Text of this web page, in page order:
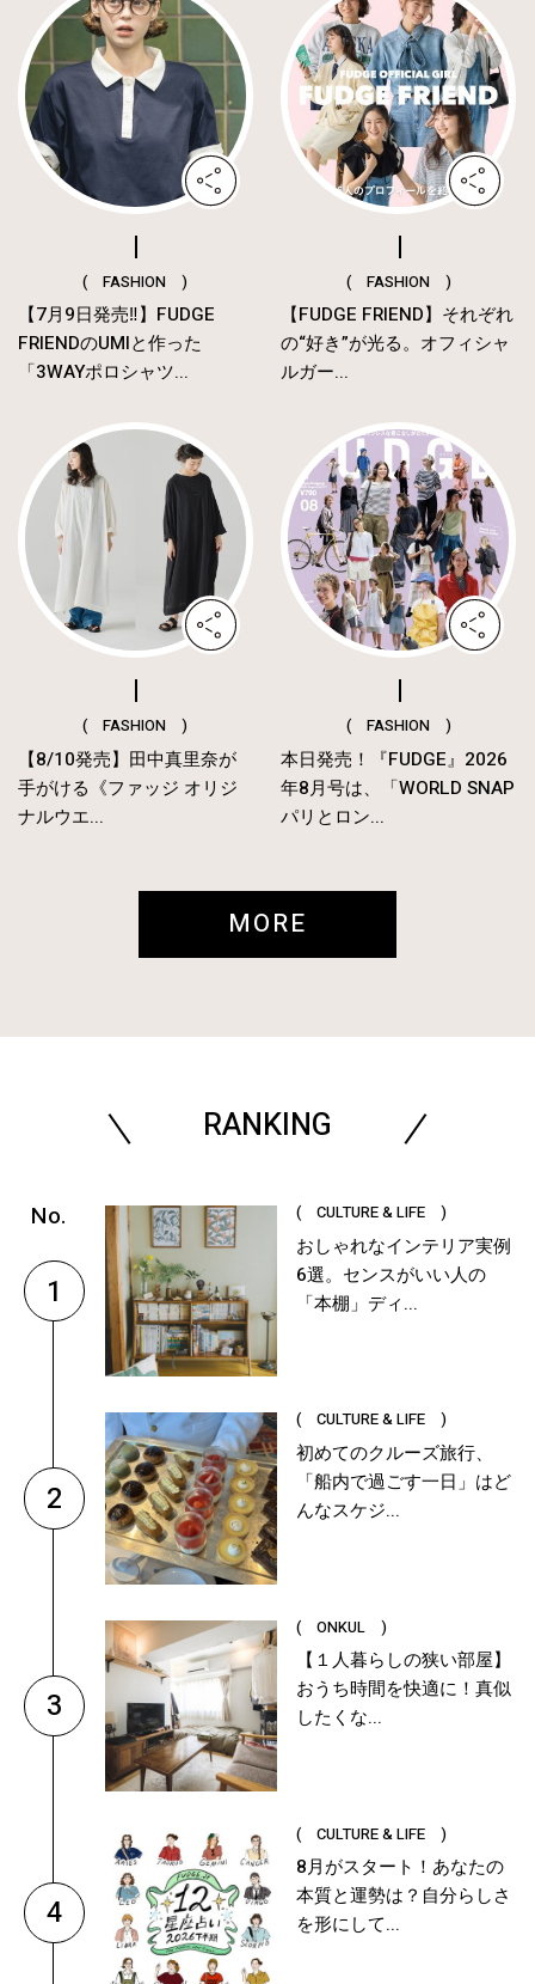
( FASHION )
【7月9日発売‼︎】FUDGE
FRIENDのUMIと作った
「3WAYポロシャツ...
( FASHION )
【FUDGE FRIEND】それぞれ
の“好き”が光る。オフィシャ
ルガー...
( FASHION )
【8/10発売】田中真里奈が
手がける《ファッジ オリジ
ナルウエ...
( FASHION )
本日発売！『FUDGE』2026
年8月号は、「WORLD SNAP
パリとロン...
MORE
RANKING
1
( CULTURE & LIFE )
おしゃれなインテリア実例
6選。センスがいい人の
「本棚」ディ...
2
( CULTURE & LIFE )
初めてのクルーズ旅行、
「船内で過ごす一日」はど
んなスケジ...
3
( ONKUL )
【１人暮らしの狭い部屋】
おうち時間を快適に！真似
したくな...
4
( CULTURE & LIFE )
8月がスタート！あなたの
本質と運勢は？自分らしさ
を形にして...